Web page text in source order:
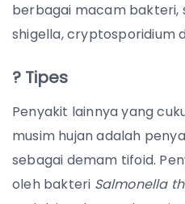
berbagai macam bakteri,
shigella, cryptosporidium
? Tipes
Penyakit lainnya yang
musim hujan adalah
sebagai demam tifoid.
oleh bakteri Salmonella